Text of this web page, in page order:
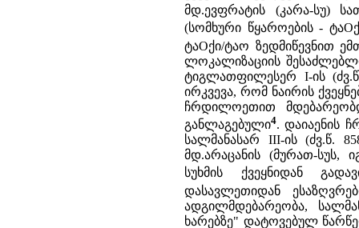
მდ.ევფრატის (კარა-სუ)
(სომხური წყაროების -
ტაОქი/ტაო ზედმიწევნით
ლოკალიზაციის
ტიგლათფილესერ I-ის
ირკვევა, რომ ნაირის
ჩრდილოეთით
განლაგებული4. დაიაენის
სალმანასარ III-ის (ძვ.წ.
მდ.არაცანის (მურათ-სუს,
სუხმის ქვეყნიდან
დასავლეთიდან
ადგილმდებარეობა,
ხარებზე" დატოვებულ